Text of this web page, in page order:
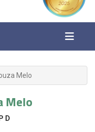
Melo
Melo
P D